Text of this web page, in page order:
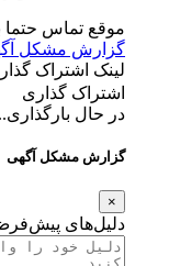
موقع تماس حتما
گزارش مشکل
لینک اشتراک
اشتراک گذاری
در حال
گزارش مشکل آگهی
×
دلیل‌های